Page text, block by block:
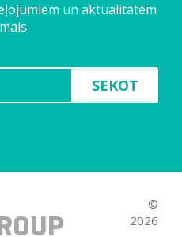
un aktualitātēm
SEKOT
©
2026